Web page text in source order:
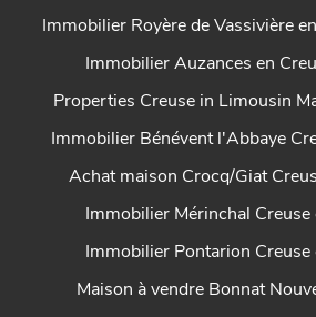
Immobilier Royère de Vassivière
Immobilier Auzances en
Properties Creuse in Limousin
Immobilier Bénévent l'Abbaye
Achat maison Crocq/Giat
Immobilier Mérinchal Creuse
Immobilier Pontarion Creuse
Maison à vendre Bonnat